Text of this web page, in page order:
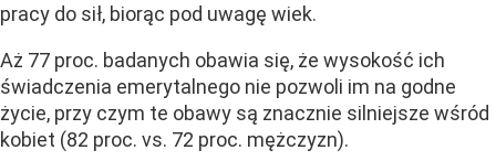
pracy do sił, biorąc pod uwagę wiek.
Aż 77 proc. badanych obawia się, że wysokość ich
świadczenia emerytalnego nie pozwoli im na godne
życie, przy czym te obawy są znacznie silniejsze wśród
kobiet (82 proc. vs. 72 proc. mężczyzn).